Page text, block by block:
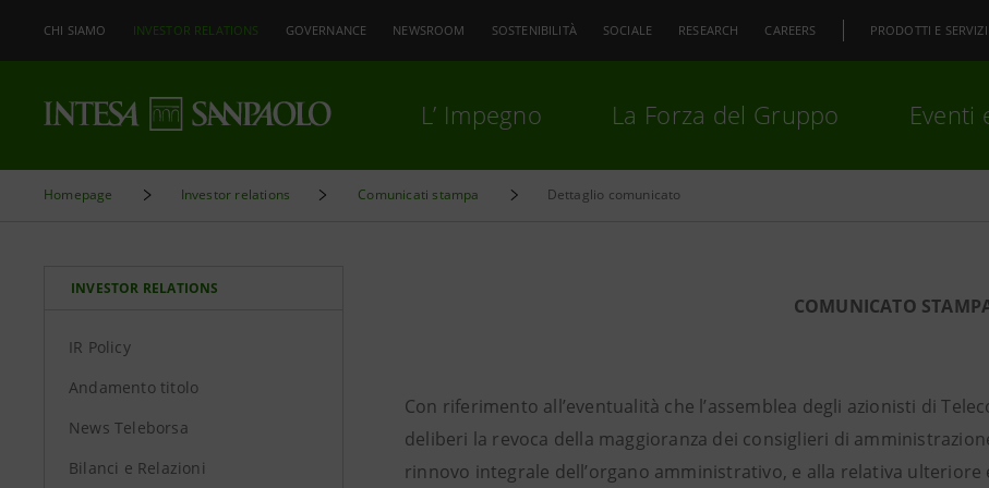
CHI SIAMO INVESTOR RELATIONS GOVERNANCE NEWSROOM SOSTENIBILITÀ SOCIALE RESEARCH CAREERS PRODOTTI E SERVIZI
L’ Impegno La Forza del Gruppo Eventi
Homepage Investor relations Comunicati stampa Dettaglio comunicato
INVESTOR RELATIONS
IR Policy
Andamento titolo
News Teleborsa
Bilanci e Relazioni
COMUNICATO
Con riferimento all’eventualità che l’assemblea degli azionisti di
deliberi la revoca della maggioranza dei consiglieri di
rinnovo integrale dell’organo amministrativo, e alla relativa